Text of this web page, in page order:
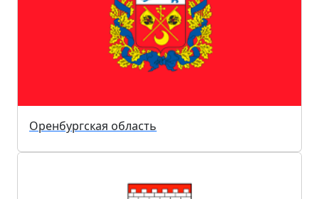
Оренбургская область